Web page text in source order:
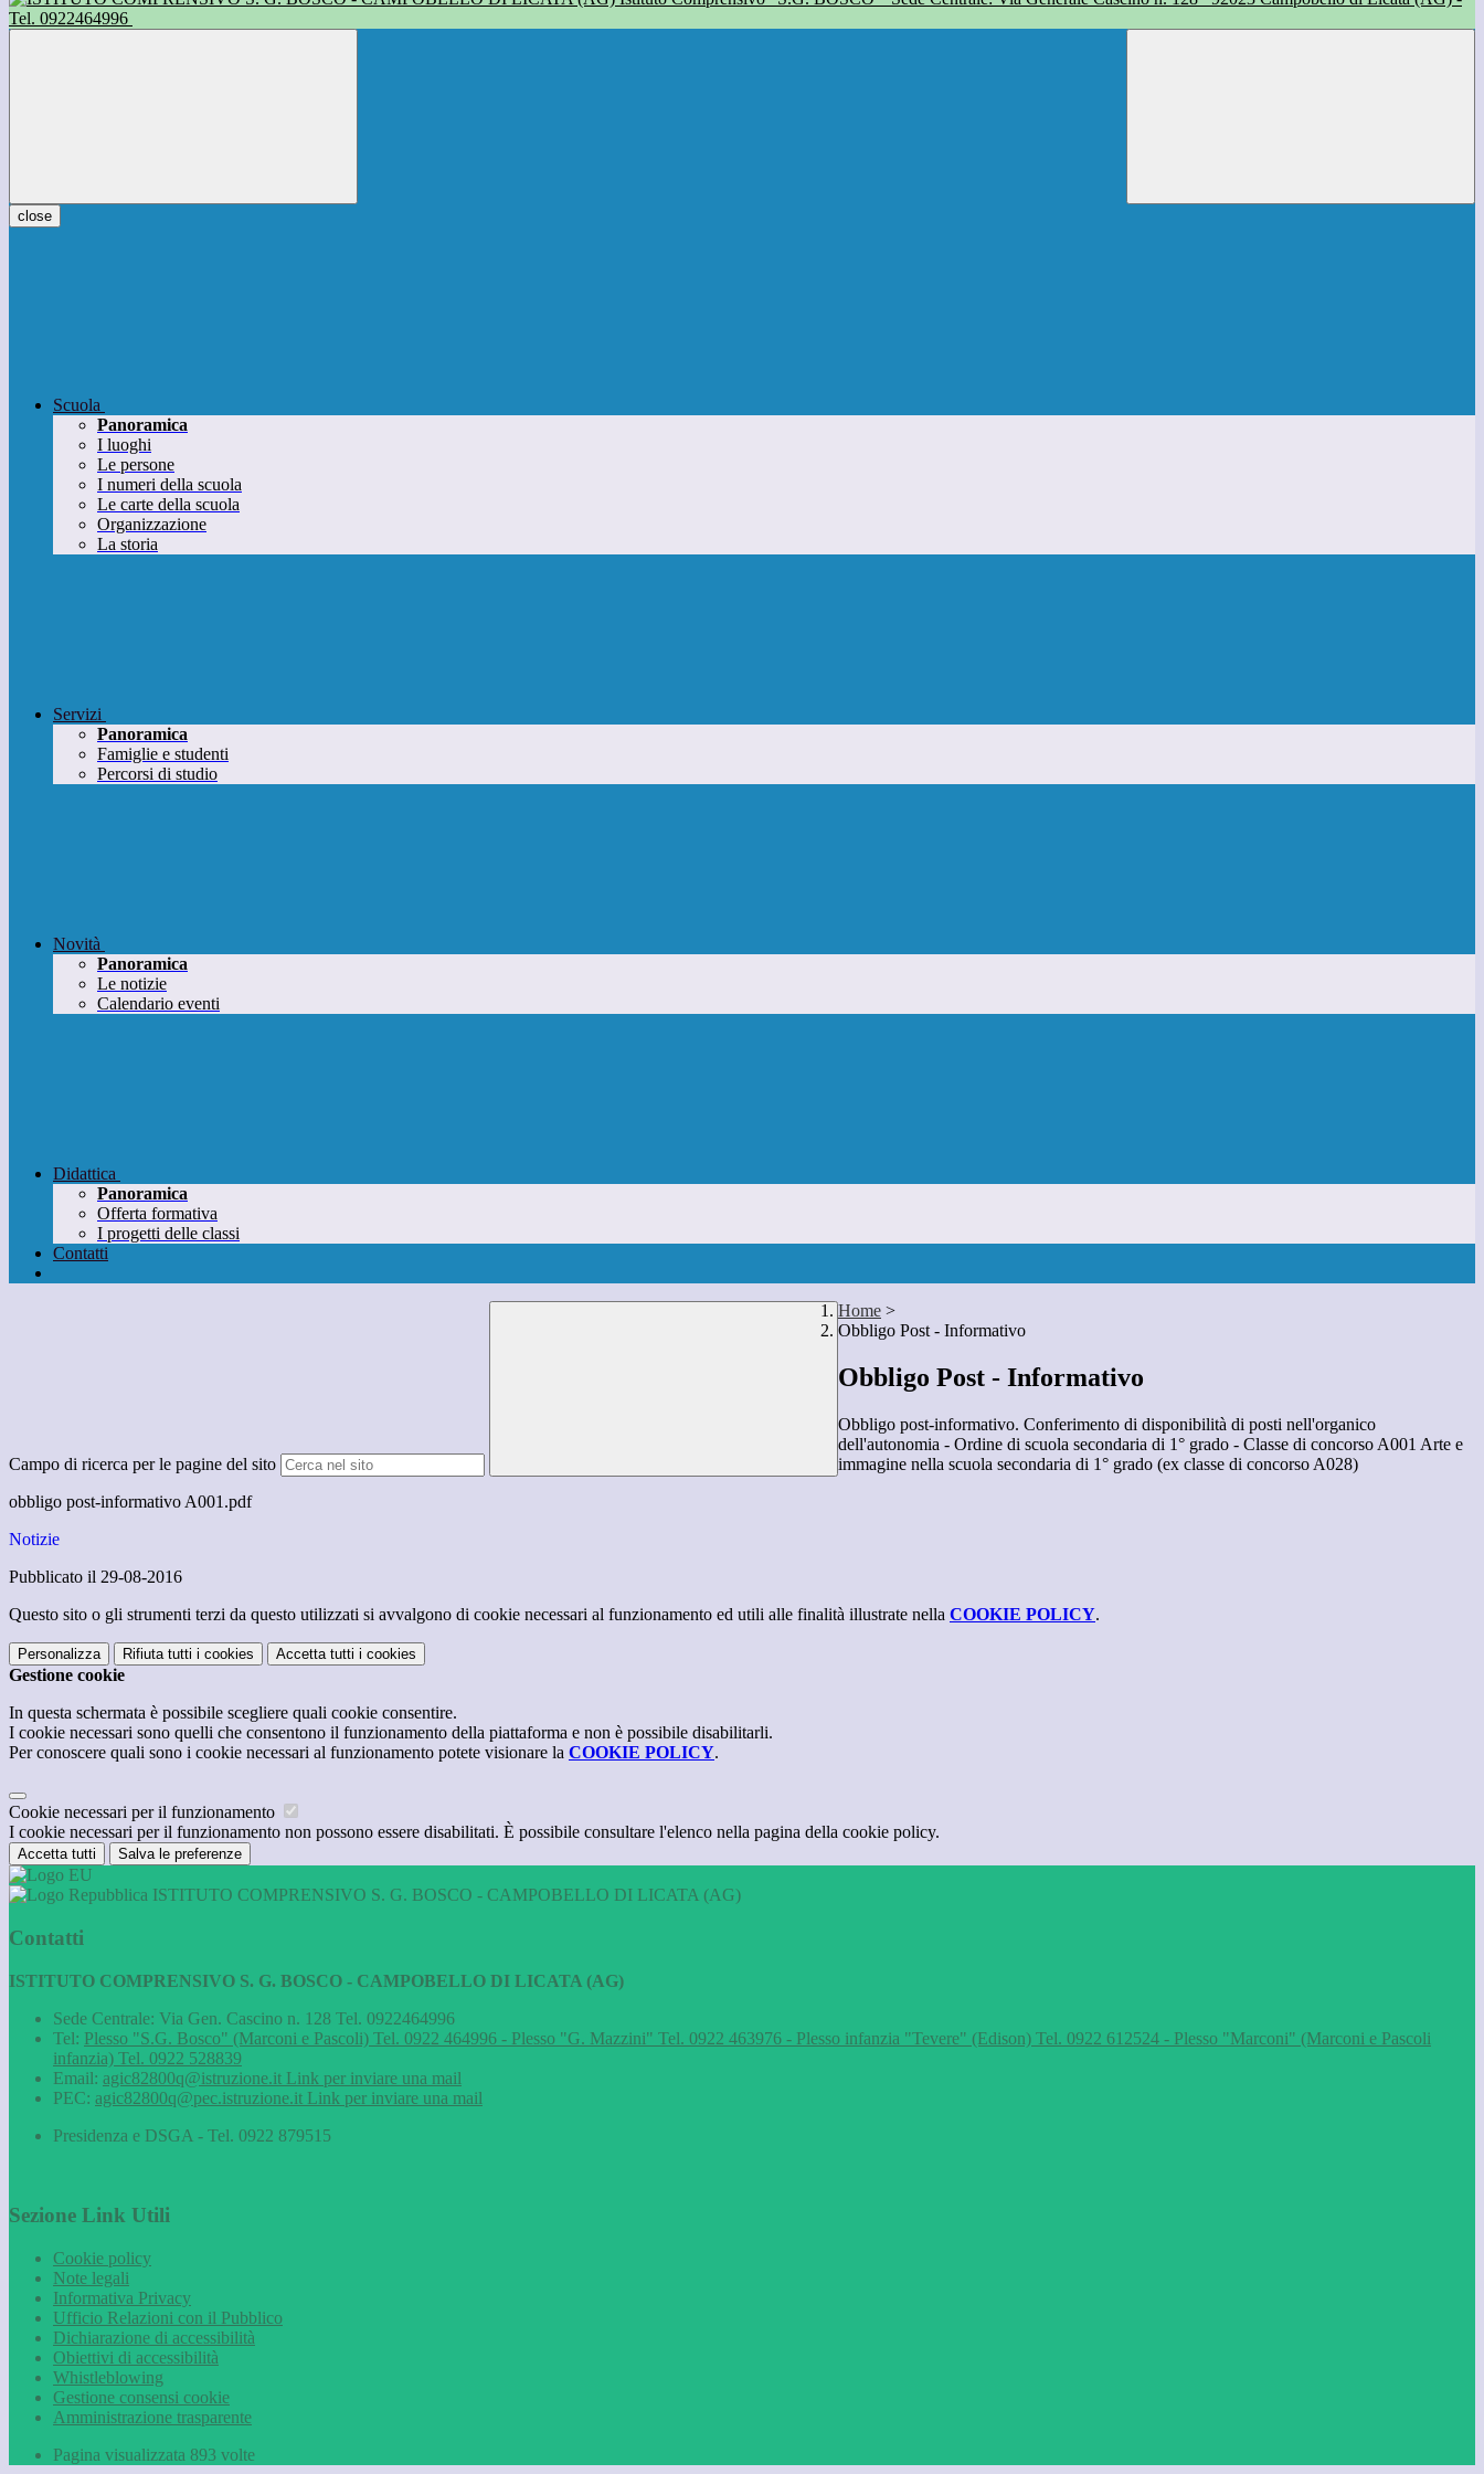
Tel. 0922464996
close
Scuola
Panoramica
I luoghi
Le persone
I numeri della scuola
Le carte della scuola
Organizzazione
La storia
Servizi
Panoramica
Famiglie e studenti
Percorsi di studio
Novità
Panoramica
Le notizie
Calendario eventi
Didattica
Panoramica
Offerta formativa
I progetti delle classi
Contatti
Campo di ricerca per le pagine del sito
Home >
Obbligo Post - Informativo
Obbligo Post - Informativo
Obbligo post-informativo. Conferimento di disponibilità di posti nell'organico
dell'autonomia - Ordine di scuola secondaria di 1° grado - Classe di concorso A001 Arte e
immagine nella scuola secondaria di 1° grado (ex classe di concorso A028)
obbligo post-informativo A001.pdf
Notizie
Pubblicato il 29-08-2016
Questo sito o gli strumenti terzi da questo utilizzati si avvalgono di cookie necessari al funzionamento ed utili alle finalità illustrate nella COOKIE POLICY.
Personalizza Rifiuta tutti i cookies Accetta tutti i cookies
Gestione cookie
In questa schermata è possibile scegliere quali cookie consentire.
I cookie necessari sono quelli che consentono il funzionamento della piattaforma e non è possibile disabilitarli.
Per conoscere quali sono i cookie necessari al funzionamento potete visionare la COOKIE POLICY.
Cookie necessari per il funzionamento
I cookie necessari per il funzionamento non possono essere disabilitati. È possibile consultare l'elenco nella pagina della cookie policy.
Accetta tutti Salva le preferenze
ISTITUTO COMPRENSIVO S. G. BOSCO - CAMPOBELLO DI LICATA (AG)
Contatti
ISTITUTO COMPRENSIVO S. G. BOSCO - CAMPOBELLO DI LICATA (AG)
Sede Centrale: Via Gen. Cascino n. 128 Tel. 0922464996
Tel: Plesso "S.G. Bosco" (Marconi e Pascoli) Tel. 0922 464996 - Plesso "G. Mazzini" Tel. 0922 463976 - Plesso infanzia "Tevere" (Edison) Tel. 0922 612524 - Plesso "Marconi" (Marconi e Pascoli
infanzia) Tel. 0922 528839
Email: agic82800q@istruzione.it Link per inviare una mail
PEC: agic82800q@pec.istruzione.it Link per inviare una mail
Presidenza e DSGA - Tel. 0922 879515
Sezione Link Utili
Cookie policy
Note legali
Informativa Privacy
Ufficio Relazioni con il Pubblico
Dichiarazione di accessibilità
Obiettivi di accessibilità
Whistleblowing
Gestione consensi cookie
Amministrazione trasparente
Pagina visualizzata 893 volte